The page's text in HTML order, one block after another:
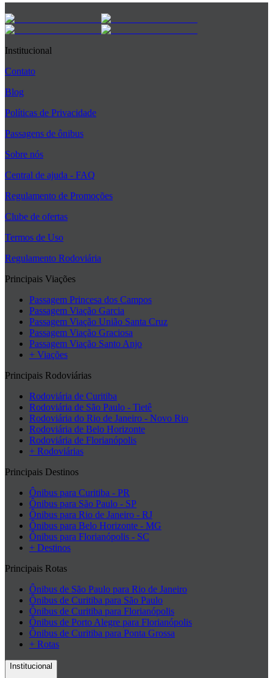
Institucional
Contato
Blog
Políticas de Privacidade
Passagens de ônibus
Sobre nós
Central de ajuda - FAQ
Regulamento de Promoções
Clube de ofertas
Termos de Uso
Regulamento Rodoviária
Principais Viações
Passagem Princesa dos Campos
Passagem Viação Garcia
Passagem Viação União Santa Cruz
Passagem Viação Graciosa
Passagem Viação Santo Anjo
+ Viações
Principais Rodoviárias
Rodoviária de Curitiba
Rodoviária de São Paulo - Tietê
Rodoviária do Rio de Janeiro - Novo Rio
Rodoviária de Belo Horizonte
Rodoviária de Florianópolis
+ Rodoviárias
Principais Destinos
Ônibus para Curitiba - PR
Ônibus para São Paulo - SP
Ônibus para Rio de Janeiro - RJ
Ônibus para Belo Horizonte - MG
Ônibus para Florianópolis - SC
+ Destinos
Principais Rotas
Ônibus de São Paulo para Rio de Janeiro
Ônibus de Curitiba para São Paulo
Ônibus de Curitiba para Florianópolis
Ônibus de Porto Alegre para Florianópolis
Ônibus de Curitiba para Ponta Grossa
+ Rotas
Institucional